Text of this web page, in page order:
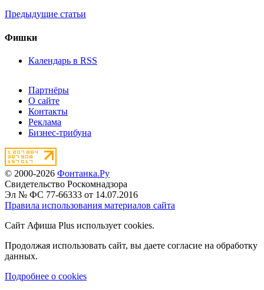
Предыдущие статьи
Фишки
Календарь в RSS
Партнёры
О сайте
Контакты
Реклама
Бизнес-трибуна
© 2000-2026 Фонтанка.Ру
Свидетельство Роскомнадзора
Эл № ФС 77-66333 от 14.07.2016
Правила использования материалов сайта
Сайт Афиша Plus использует cookies.
Продолжая использовать сайт, вы даете согласие на обработку
данных.
Подробнее о cookies